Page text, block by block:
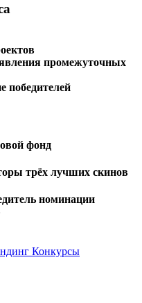
промежуточных
победителей
фонд
трёх лучших скинов
номинации
Конкурсы